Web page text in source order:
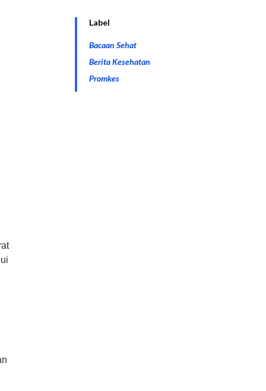
Label
Bacaan Sehat
Berita Kesehatan
Promkes